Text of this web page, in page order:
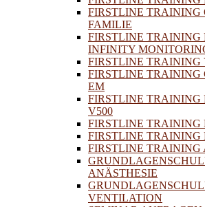
FIRSTLINE TRAINING
FAMILIE
FIRSTLINE TRAINING
INFINITY
FIRSTLINE TRAINING
FIRSTLINE TRAINING
EM
FIRSTLINE
V500
FIRSTLINE TRAINING
FIRSTLINE TRAINING
FIRSTLINE TRAINING
ANÄSTHESIE
VENTILATION